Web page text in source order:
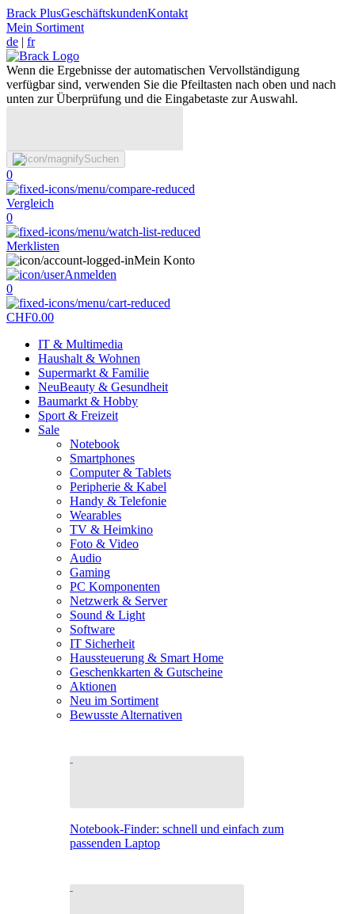
Brack PlusGeschäftskundenKontakt
Mein Sortiment
de | fr
Wenn die Ergebnisse der automatischen Vervollständigung
verfügbar sind, verwenden Sie die Pfeiltasten nach oben und nach
unten zur Überprüfung und die Eingabetaste zur Auswahl.
Suchen
0
Vergleich
0
Merklisten
Mein Konto
Anmelden
0
CHF0.00
IT & Multimedia
Haushalt & Wohnen
Supermarkt & Familie
NeuBeauty & Gesundheit
Baumarkt & Hobby
Sport & Freizeit
Sale
Notebook
Smartphones
Computer & Tablets
Peripherie & Kabel
Handy & Telefonie
Wearables
TV & Heimkino
Foto & Video
Audio
Gaming
PC Komponenten
Netzwerk & Server
Sound & Light
Software
IT Sicherheit
Haussteuerung & Smart Home
Geschenkkarten & Gutscheine
Aktionen
Neu im Sortiment
Bewusste Alternativen
Notebook-Finder: schnell und einfach zum
passenden Laptop